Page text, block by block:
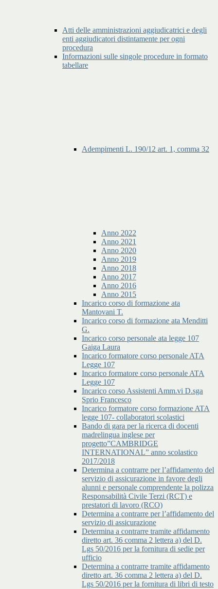
Atti delle amministrazioni aggiudicatrici e degli
enti aggiudicatori distintamente per ogni
procedura
Informazioni sulle singole procedure in formato
tabellare
Adempimenti L. 190/12 art. 1, comma 32
Anno 2022
Anno 2021
Anno 2020
Anno 2019
Anno 2018
Anno 2017
Anno 2016
Anno 2015
Incarico corso di formazione ata
Mantovani T.
Incarico corso di formazione ata Menditti
G.
Incarico corso personale ata legge 107
Gaiga Laura
Incarico formatore corso personale ATA
Legge 107
Incarico formatore corso personale ATA
Legge 107
Incarico corso Assistenti Amm.vi D.sga
Sprio Francesco
Incarico formatore corso formazione ATA
legge 107- collaboratori scolastici
Bando di gara per la ricerca di docenti
madrelingua inglese per
progetto”CAMBRIDGE
INTERNATIONAL” anno scolastico
2017/2018
Determina a contrarre per l’affidamento del
servizio di assicurazione in favore degli
alunni e personale comprendente la polizza
Responsabilità Civile Terzi (RCT) e
prestatori di lavoro (RCO)
Determina a contrarre per l’affidamento del
servizio di assicurazione
Determina a contrarre tramite affidamento
diretto art. 36 comma 2 lettera a) del D.
Lgs 50/2016 per la fornitura di sedie per
ufficio
Determina a contrarre tramite affidamento
diretto art. 36 comma 2 lettera a) del D.
Lgs 50/2016 per la fornitura di libri di testo